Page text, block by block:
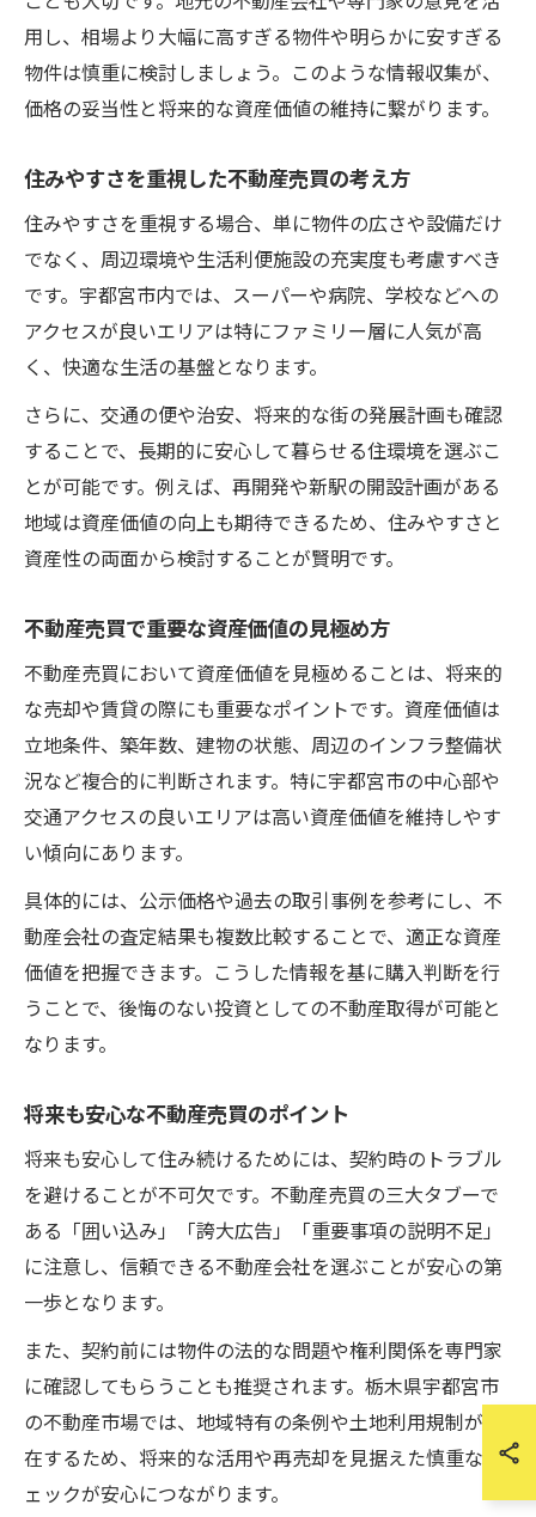
用し、相場より大幅に高すぎる物件や明らかに安すぎる
物件は慎重に検討しましょう。このような情報収集が、
価格の妥当性と将来的な資産価値の維持に繋がります。
住みやすさを重視した不動産売買の考え方
住みやすさを重視する場合、単に物件の広さや設備だけ
でなく、周辺環境や生活利便施設の充実度も考慮すべき
です。宇都宮市内では、スーパーや病院、学校などへの
アクセスが良いエリアは特にファミリー層に人気が高
く、快適な生活の基盤となります。
さらに、交通の便や治安、将来的な街の発展計画も確認
することで、長期的に安心して暮らせる住環境を選ぶこ
とが可能です。例えば、再開発や新駅の開設計画がある
地域は資産価値の向上も期待できるため、住みやすさと
資産性の両面から検討することが賢明です。
不動産売買で重要な資産価値の見極め方
不動産売買において資産価値を見極めることは、将来的
な売却や賃貸の際にも重要なポイントです。資産価値は
立地条件、築年数、建物の状態、周辺のインフラ整備状
況など複合的に判断されます。特に宇都宮市の中心部や
交通アクセスの良いエリアは高い資産価値を維持しやす
い傾向にあります。
具体的には、公示価格や過去の取引事例を参考にし、不
動産会社の査定結果も複数比較することで、適正な資産
価値を把握できます。こうした情報を基に購入判断を行
うことで、後悔のない投資としての不動産取得が可能と
なります。
将来も安心な不動産売買のポイント
将来も安心して住み続けるためには、契約時のトラブル
を避けることが不可欠です。不動産売買の三大タブーで
ある「囲い込み」「誇大広告」「重要事項の説明不足」
に注意し、信頼できる不動産会社を選ぶことが安心の第
一歩となります。
また、契約前には物件の法的な問題や権利関係を専門家
に確認してもらうことも推奨されます。栃木県宇都宮市
の不動産市場では、地域特有の条例や土地利用規制が存
在するため、将来的な活用や再売却を見据えた慎重なチ
ェックが安心につながります。